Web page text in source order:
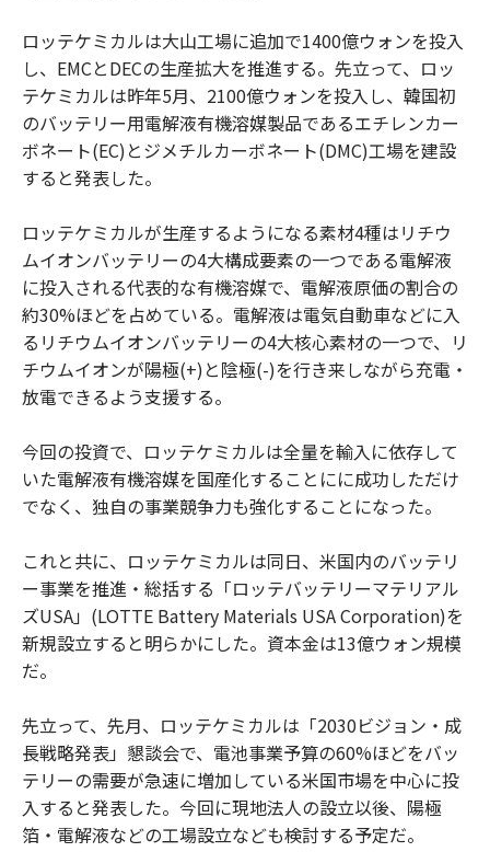
ロッテケミカルは大山工場に追加で1400億ウォンを投入
し、EMCとDECの生産拡大を推進する。先立って、ロッ
テケミカルは昨年5月、2100億ウォンを投入し、韓国初
のバッテリー用電解液有機溶媒製品であるエチレンカー
ボネート(EC)とジメチルカーボネート(DMC)工場を建設
すると発表した。
ロッテケミカルが生産するようになる素材4種はリチウ
ムイオンバッテリーの4大構成要素の一つである電解液
に投入される代表的な有機溶媒で、電解液原価の割合の
約30%ほどを占めている。電解液は電気自動車などに入
るリチウムイオンバッテリーの4大核心素材の一つで、リ
チウムイオンが陽極(+)と陰極(-)を行き来しながら充電・
放電できるよう支援する。
今回の投資で、ロッテケミカルは全量を輸入に依存して
いた電解液有機溶媒を国産化することにに成功しただけ
でなく、独自の事業競争力も強化することになった。
これと共に、ロッテケミカルは同日、米国内のバッテリ
ー事業を推進・総括する「ロッテバッテリーマテリアル
ズUSA」(LOTTE Battery Materials USA Corporation)を
新規設立すると明らかにした。資本金は13億ウォン規模
だ。
先立って、先月、ロッテケミカルは「2030ビジョン・成
長戦略発表」懇談会で、電池事業予算の60%ほどをバッ
テリーの需要が急速に増加している米国市場を中心に投
入すると発表した。今回に現地法人の設立以後、陽極
箔・電解液などの工場設立なども検討する予定だ。